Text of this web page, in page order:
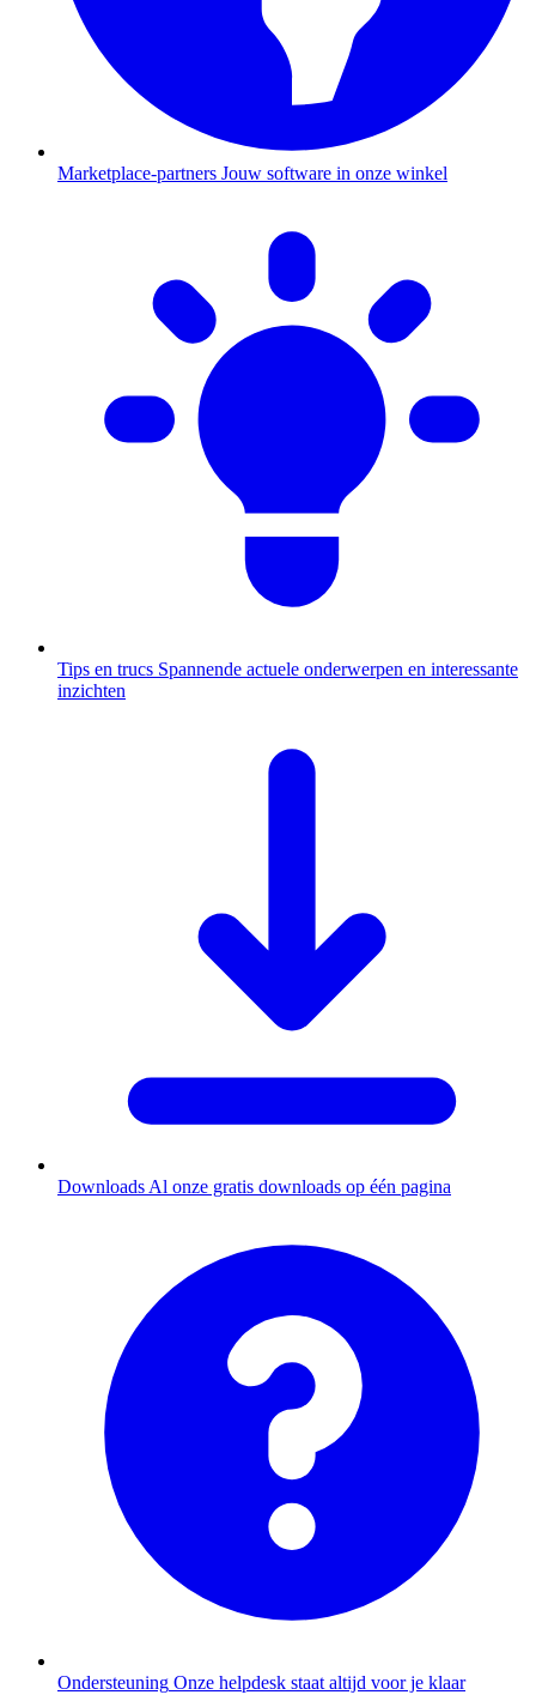
Marketplace-partners Jouw software in onze winkel
Tips en trucs Spannende actuele onderwerpen en interessante
inzichten
Downloads Al onze gratis downloads op één pagina
Ondersteuning Onze helpdesk staat altijd voor je klaar